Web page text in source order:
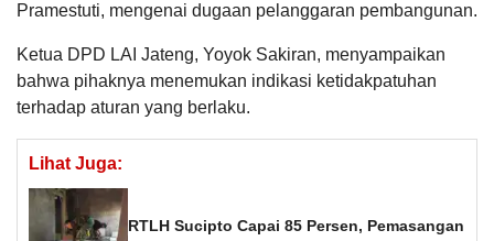
Pramestuti, mengenai dugaan pelanggaran pembangunan.
Ketua DPD LAI Jateng, Yoyok Sakiran, menyampaikan
bahwa pihaknya menemukan indikasi ketidakpatuhan
terhadap aturan yang berlaku.
Lihat Juga:
RTLH Sucipto Capai 85 Persen, Pemasangan